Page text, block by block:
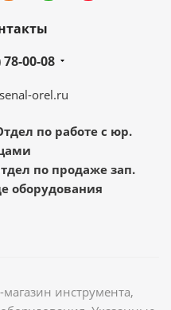
78-00-08
orel.ru
по работе с юр.
по продаже зап.
оборудования
инструмента,